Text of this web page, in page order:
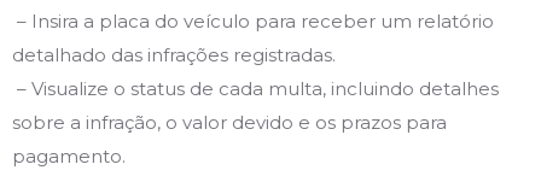
– Insira a placa do veículo para receber um relatório
detalhado das infrações registradas.
– Visualize o status de cada multa, incluindo detalhes
sobre a infração, o valor devido e os prazos para
pagamento.